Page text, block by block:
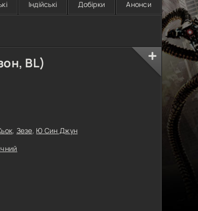
Індійські Добірки Анонси
BL)
, Зезе, Ю Син Джун